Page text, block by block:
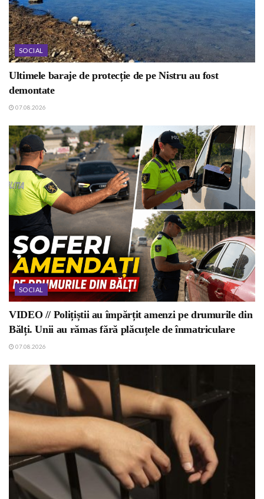
SOCIAL
Ultimele baraje de protecție de pe Nistru au fost
demontate
07.08.2026
SOCIAL
VIDEO // Polițiștii au împărțit amenzi pe drumurile din
Bălți. Unii au rămas fără plăcuțele de înmatriculare
07.08.2026